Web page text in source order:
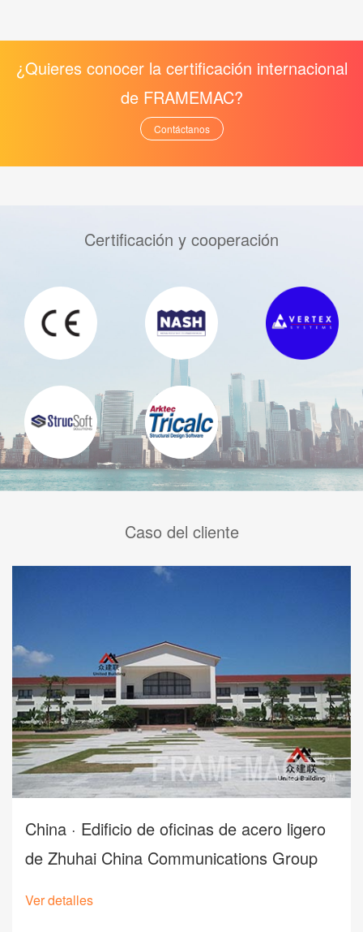
¿Quieres conocer la certificación internacional
de FRAMEMAC?
Contáctanos
Certificación y cooperación
Caso del cliente
China · Edificio de oficinas de acero ligero
de Zhuhai China Communications Group
Ver detalles